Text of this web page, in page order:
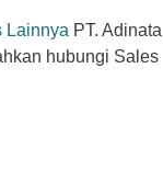
Lainnya PT. Adinata
hubungi Sales